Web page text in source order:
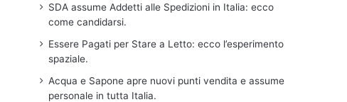
SDA assume Addetti alle Spedizioni in Italia: ecco
come candidarsi.
Essere Pagati per Stare a Letto: ecco l’esperimento
spaziale.
Acqua e Sapone apre nuovi punti vendita e assume
personale in tutta Italia.